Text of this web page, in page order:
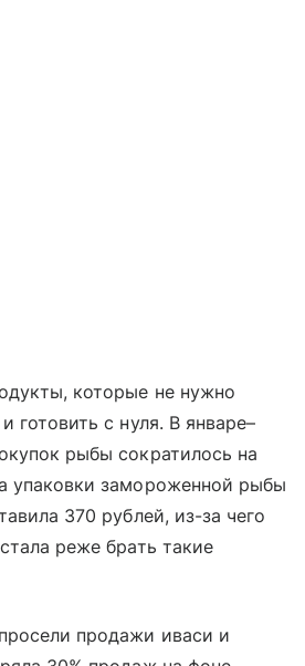
которые не нужно
готовить с нуля. В январе–
рыбы сократилось на
упаковки замороженной рыбы
370 рублей, из-за чего
реже брать такие
продажи иваси и